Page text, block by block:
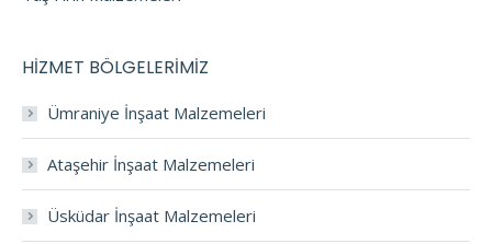
HİZMET BÖLGELERİMİZ
Ümraniye İnşaat Malzemeleri
Ataşehir İnşaat Malzemeleri
Üsküdar İnşaat Malzemeleri